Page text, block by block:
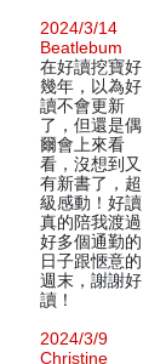
2024/3/14
Beatlebum
在好讀挖寶好
幾年，以為好
讀不會更新
了，但還是偶
爾會上來看
看，沒想到又
有新書了，超
級感動！好讀
真的陪我渡過
好多個通勤的
日子跟愜意的
週末，謝謝好
讀！
2024/3/9
Christine